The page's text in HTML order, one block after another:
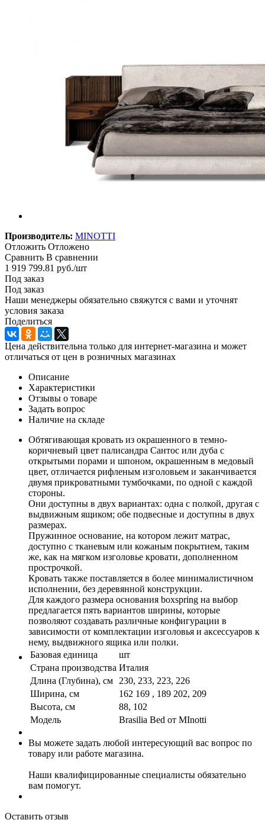
Производитель: MINOTTI
Отложить Отложено
Сравнить В сравнении
1 919 799.81 руб./шт
Под заказ
Под заказ
Наши менеджеры обязательно свяжутся с вами и уточнят
условия заказа
Поделиться
Цена действительна только для интернет-магазина и может
отличаться от цен в розничных магазинах
Описание
Характеристики
Отзывы о товаре
Задать вопрос
Наличие на складе
Обтягивающая кровать из окрашенного в темно-
коричневый цвет палисандра Сантос или дуба с
открытыми порами и шпоном, окрашенным в медовый
цвет, отличается рифленым изголовьем и заканчивается
двумя прикроватными тумбочками, по одной с каждой
стороны.
Они доступны в двух вариантах: одна с полкой, другая с
выдвижным ящиком; обе подвесные и доступны в двух
размерах.
Пружинное основание, на котором лежит матрас,
доступно с тканевым или кожаным покрытием, таким
же, как на мягком изголовье кровати, дополненном
прострочкой.
Кровать также поставляется в более минималистичном
исполнении, без деревянной конструкции.
Для каждого размера основания boxspring на выбор
предлагается пять вариантов ширины, которые
позволяют создавать различные конфигурации в
зависимости от комплектации изголовья и аксессуаров к
нему, выдвижного ящика или полки.
Базовая единица
шт
Страна производства Италия
Длина (Глубина), см
230, 233, 223, 226
Ширина, см
162 169 , 189 202, 209
Высота, см
88, 102
Модель
Brasilia Bed от MInotti
Вы можете задать любой интересующий вас вопрос по
товару или работе магазина.
Наши квалифицированные специалисты обязательно
вам помогут.
Оставить отзыв